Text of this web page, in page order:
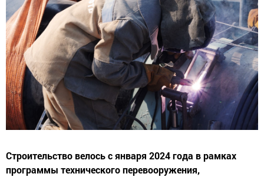
Строительство велось c января 2024 года в рамках
программы технического перевооружения,